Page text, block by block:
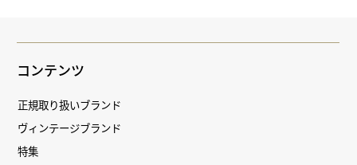
コンテンツ
正規取り扱いブランド
ヴィンテージブランド
特集